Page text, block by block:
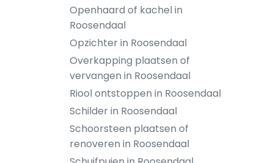
Openhaard of kachel in
Roosendaal
Opzichter in Roosendaal
Overkapping plaatsen of
vervangen in Roosendaal
Riool ontstoppen in Roosendaal
Schilder in Roosendaal
Schoorsteen plaatsen of
renoveren in Roosendaal